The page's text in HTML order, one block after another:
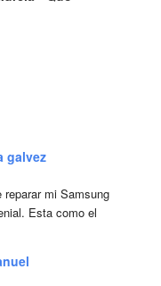
galvez
reparar mi Samsung
Esta como el